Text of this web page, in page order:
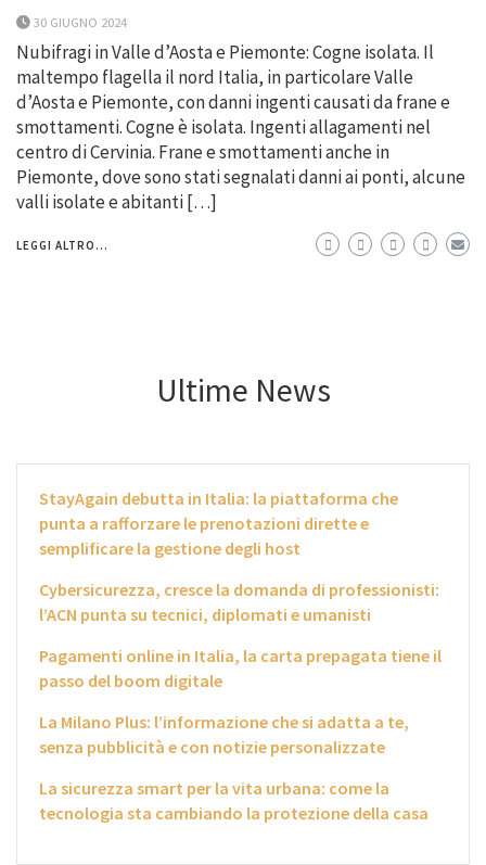
30 GIUGNO 2024
Nubifragi in Valle d’Aosta e Piemonte: Cogne isolata. Il
maltempo flagella il nord Italia, in particolare Valle
d’Aosta e Piemonte, con danni ingenti causati da frane e
smottamenti. Cogne è isolata. Ingenti allagamenti nel
centro di Cervinia. Frane e smottamenti anche in
Piemonte, dove sono stati segnalati danni ai ponti, alcune
valli isolate e abitanti […]
LEGGI ALTRO...
Ultime News
StayAgain debutta in Italia: la piattaforma che
punta a rafforzare le prenotazioni dirette e
semplificare la gestione degli host
Cybersicurezza, cresce la domanda di professionisti:
l’ACN punta su tecnici, diplomati e umanisti
Pagamenti online in Italia, la carta prepagata tiene il
passo del boom digitale
La Milano Plus: l’informazione che si adatta a te,
senza pubblicità e con notizie personalizzate
La sicurezza smart per la vita urbana: come la
tecnologia sta cambiando la protezione della casa